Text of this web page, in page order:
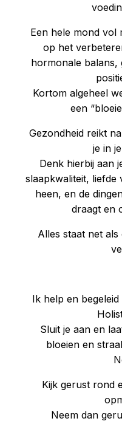
Een hele mond vol
op het
hormonale balans,
Kortom algeheel
een
Gezondheid reikt
je in
Denk hierbij aan
slaapkwaliteit,
heen, en de
draagt en
Alles staat net
Ik help en
Sluit je aan en
bloeien en
Kijk gerust rond
Neem dan